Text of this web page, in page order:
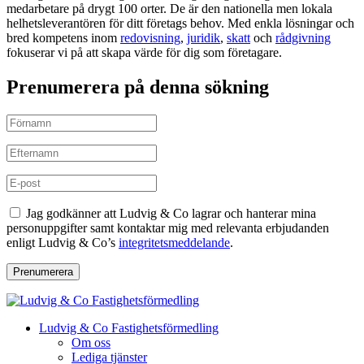
medarbetare på drygt 100 orter. De är den nationella men lokala
helhetsleverantören för ditt företags behov. Med enkla lösningar och
bred kompetens inom redovisning, juridik, skatt och rådgivning
fokuserar vi på att skapa värde för dig som företagare.
Prenumerera på denna sökning
Jag godkänner att Ludvig & Co lagrar och hanterar mina
personuppgifter samt kontaktar mig med relevanta erbjudanden
enligt Ludvig & Co’s integritetsmeddelande.
Prenumerera
Ludvig & Co Fastighetsförmedling
Om oss
Lediga tjänster